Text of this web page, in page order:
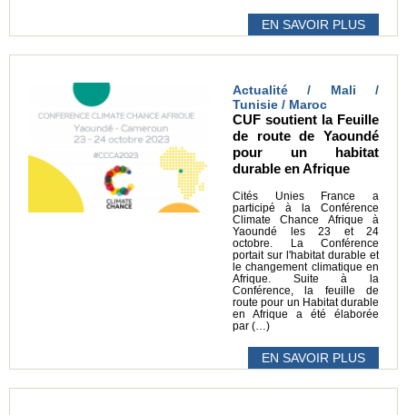
EN SAVOIR PLUS
Actualité / Mali /
Tunisie / Maroc
CUF soutient la Feuille
de route de Yaoundé
pour un habitat
durable en Afrique
Cités Unies France a
participé à la Conférence
Climate Chance Afrique à
Yaoundé les 23 et 24
octobre. La Conférence
portait sur l'habitat durable et
le changement climatique en
Afrique. Suite à la
Conférence, la feuille de
route pour un Habitat durable
en Afrique a été élaborée
par (…)
EN SAVOIR PLUS